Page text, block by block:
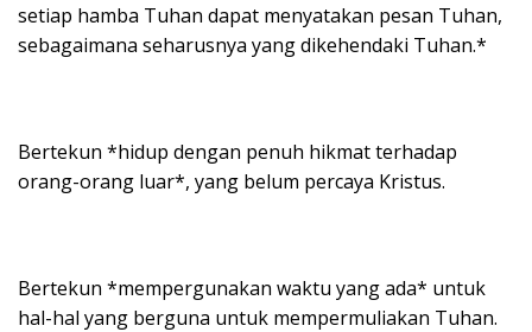
setiap hamba Tuhan dapat menyatakan pesan Tuhan,
sebagaimana seharusnya yang dikehendaki Tuhan.*
Bertekun *hidup dengan penuh hikmat terhadap
orang-orang luar*, yang belum percaya Kristus.
Bertekun *mempergunakan waktu yang ada* untuk
hal-hal yang berguna untuk mempermuliakan Tuhan.